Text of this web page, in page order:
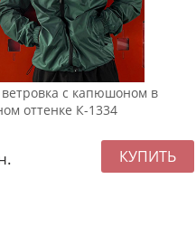
с капюшоном в
оттенке К-1334